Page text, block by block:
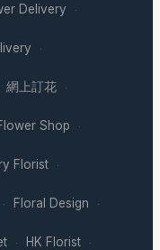
Delivery ·
·
網上訂花 ·
Shop ·
Florist ·
· Floral Design ·
· HK Florist ·